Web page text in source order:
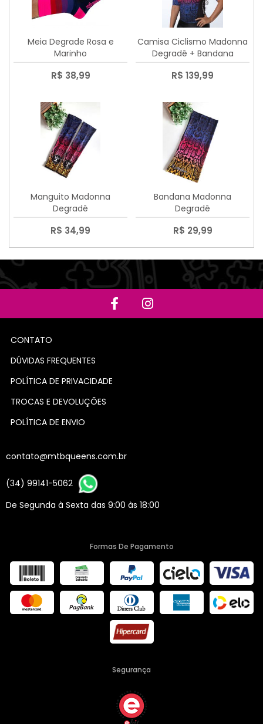
Meia Degrade Rosa e
Marinho
R$ 38,99
Camisa Ciclismo Madonna
Degradê + Bandana
R$ 139,99
Manguito Madonna
Degradê
R$ 34,99
Bandana Madonna
Degradê
R$ 29,99
CONTATO
DÚVIDAS FREQUENTES
POLÍTICA DE PRIVACIDADE
TROCAS E DEVOLUÇÕES
POLÍTICA DE ENVIO
contato@mtbqueens.com.br
(34) 99141-5062
De Segunda à Sexta das 9:00 às 18:00
Formas De Pagamento
Segurança